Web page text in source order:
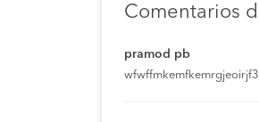
Comentarios
pramod pb